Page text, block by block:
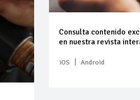
del mercado
Consulta contenido
en nuestra revista
iOS | Android